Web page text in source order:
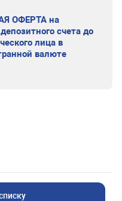
ОФЕРТА на
счета до
лица в
валюте